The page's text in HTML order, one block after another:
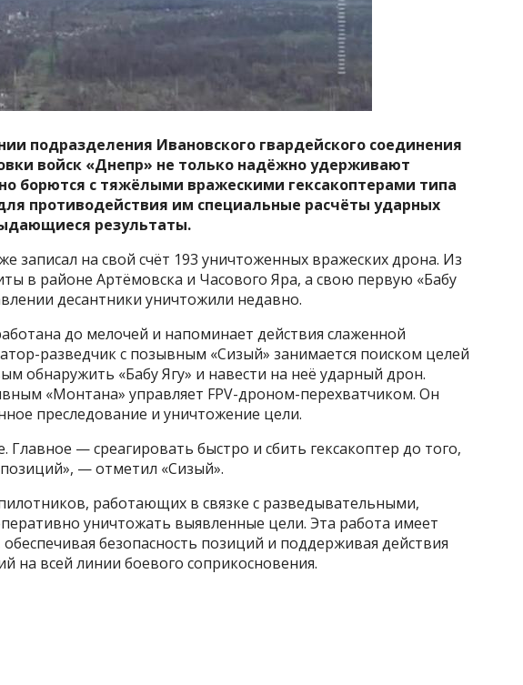
подразделения Ивановского гвардейского соединения
войск «Днепр» не только надёжно удерживают
борются с тяжёлыми вражескими гексакоптерами типа
противодействия им специальные расчёты ударных
результаты.
записал на свой счёт 193 уничтоженных вражеских дрона. Из
в районе Артёмовска и Часового Яра, а свою первую «Бабу
десантники уничтожили недавно.
до мелочей и напоминает действия слаженной
разведчик с позывным «Сизый» занимается поиском целей
обнаружить «Бабу Ягу» и навести на неё ударный дрон.
«Монтана» управляет FPV-дроном-перехватчиком. Он
преследование и уничтожение цели.
Главное — среагировать быстро и сбить гексакоптер до того,
— отметил «Сизый».
работающих в связке с разведывательными,
уничтожать выявленные цели. Эта работа имеет
обеспечивая безопасность позиций и поддерживая действия
на всей линии боевого соприкосновения.